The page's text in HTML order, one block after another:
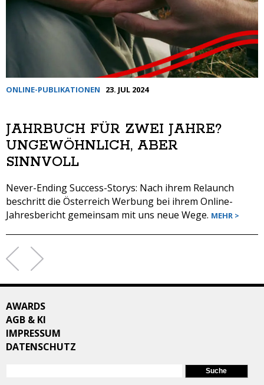
ONLINE-PUBLIKATIONEN 23. JUL 2024
JAHRBUCH FÜR ZWEI JAHRE?
UNGEWÖHNLICH, ABER
SINNVOLL
Never-Ending Success-Storys: Nach ihrem Relaunch
beschritt die Österreich Werbung bei ihrem Online-
Jahresbericht gemeinsam mit uns neue Wege. MEHR >
SEITEN
AWARDS
AGB & KI
IMPRESSUM
DATENSCHUTZ